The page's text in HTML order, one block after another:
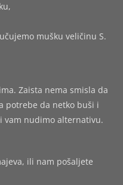
mušku veličinu S.
Zaista nema smisla da
potrebe da netko buši i
vam nudimo alternativu.
ili nam pošaljete